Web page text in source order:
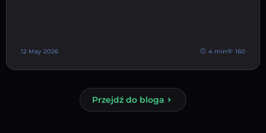
12 May 2026 4 min 160
Przejdź do bloga